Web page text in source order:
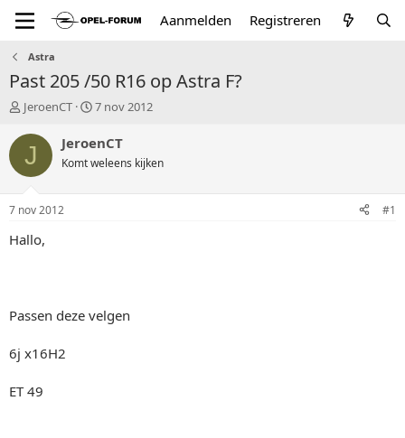
Aanmelden Registreren
Astra
Past 205 /50 R16 op Astra F?
T
p
a
r
JeroenCT
S
a
t
7 nov 2012
J JeroenCT
Komt weleens kijken
7 nov 2012 #1
Hallo,
Passen deze velgen
6j x16H2
ET 49